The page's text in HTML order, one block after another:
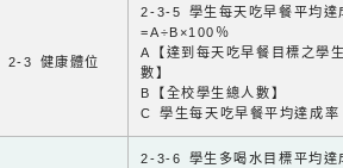
2-3 健康體位
2-3-5 學生每天吃早餐平均達
=A÷B×100％
A【達到每天吃早餐目標之學
數】
B【全校學生總人數】
C 學生每天吃早餐平均達成率
2-3-6 學生多喝水目標平均達